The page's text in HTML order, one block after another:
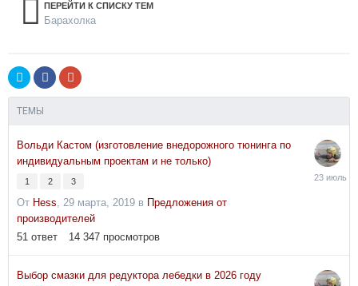
ПЕРЕЙТИ К СПИСКУ ТЕМ
Барахолка
ТЕМЫ
Вольди Кастом (изготовление внедорожного тюнинга по
индивидуальным проектам и не только)
1 2 3
От Hess, 29 марта, 2019 в Предложения от
производителей
51 ответ 14 347 просмотров
23
Выбор смазки для редуктора лебедки в 2026 году